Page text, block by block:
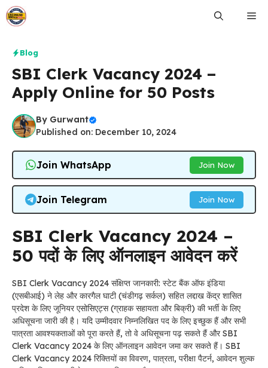
Skip
to
Blog
SBI Clerk Vacancy 2024 –
Apply Online for 50 Posts
By Gurwant
Published on: December 10, 2024
Join WhatsApp Join Now
Join Telegram Join Now
SBI Clerk Vacancy 2024 –
50 पदों के लिए ऑनलाइन आवेदन करें
SBI Clerk Vacancy 2024 संक्षिप्त जानकारी: स्टेट बैंक ऑफ इंडिया
(एसबीआई) ने लेह और कारगैल घाटी (चंडीगढ़ सर्कल) सहित लद्दाख केंद्र शासित
प्रदेश के लिए जूनियर एसोसिएट्स (ग्राहक सहायता और बिक्री) की भर्ती के लिए
अधिसूचना जारी की है। यदि उम्मीदवार निम्नलिखित पद के लिए इच्छुक हैं और सभी
पात्रता आवश्यकताओं को पूरा करते हैं, तो वे अधिसूचना पढ़ सकते हैं और SBI
Clerk Vacancy 2024 के लिए ऑनलाइन आवेदन जमा कर सकते हैं। SBI
Clerk Vacancy 2024 रिक्तियों का विवरण, पात्रता, परीक्षा पैटर्न, आवेदन शुल्क